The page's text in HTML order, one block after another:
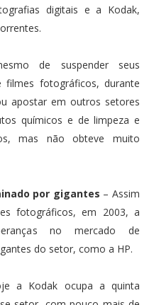
digitais e a Kodak,
de suspender seus
fotográficos, durante
apostar em outros setores
químicos e de limpeza e
mas não obteve muito
por gigantes – Assim
fotográficos, em 2003, a
no mercado de
do setor, como a HP.
a Kodak ocupa a quinta